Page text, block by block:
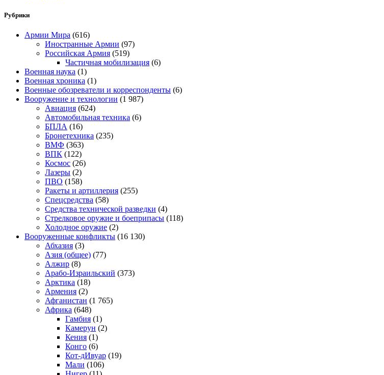
Рубрики
Армии Мира (616)
Иностранные Армии (97)
Российская Армия (519)
Частичная мобилизация (6)
Военная наука (1)
Военная хроника (1)
Военные обозреватели и корреспонденты (6)
Вооружение и технологии (1 987)
Авиация (624)
Автомобильная техника (6)
БПЛА (16)
Бронетехника (235)
ВМФ (363)
ВПК (122)
Космос (26)
Лазеры (2)
ПВО (158)
Ракеты и артиллерия (255)
Спецсредства (58)
Средства технической разведки (4)
Стрелковое оружие и боеприпасы (118)
Холодное оружие (2)
Вооруженные конфликты (16 130)
Абхазия (3)
Азия (общее) (77)
Алжир (8)
Арабо-Израильский (373)
Арктика (18)
Армения (2)
Афганистан (1 765)
Африка (648)
Гамбия (1)
Камерун (2)
Кения (1)
Конго (6)
Кот-дИвуар (19)
Мали (106)